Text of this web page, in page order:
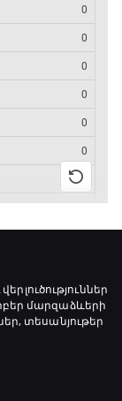
մարզաձևերի
տեսանյութեր